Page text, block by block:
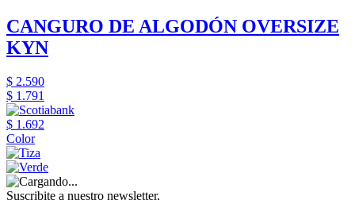
CANGURO DE ALGODÓN OVERSIZE
KYN
$ 2.590
$ 1.791
$ 1.692
Color
Suscribite a nuestro newsletter,